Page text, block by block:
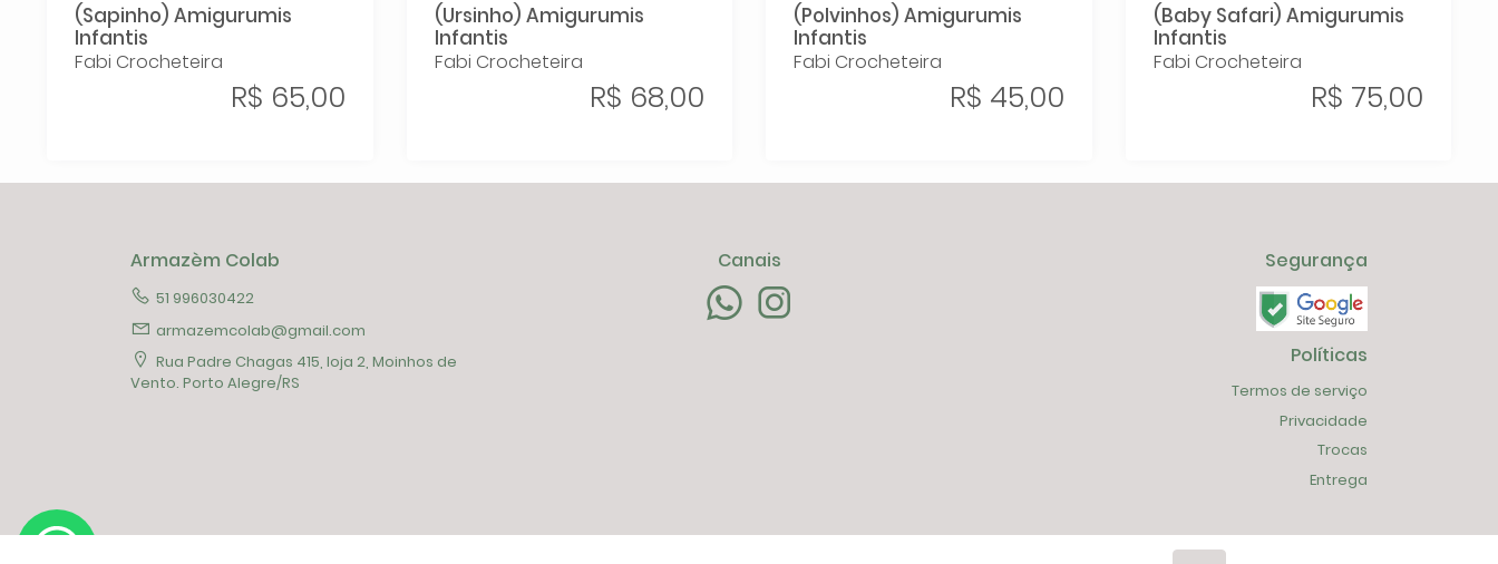
(Sapinho) Amigurumis
Infantis
Fabi Crocheteira
R$ 65,00
(Ursinho) Amigurumis
Infantis
Fabi Crocheteira
R$ 68,00
(Polvinhos) Amigurumis
Infantis
Fabi Crocheteira
R$ 45,00
(Baby Safari) Amigurumis
Infantis
Fabi Crocheteira
R$ 75,00
Armazèm Colab
51 996030422
armazemcolab@gmail.com
Rua Padre Chagas 415, loja 2, Moinhos de
Vento. Porto Alegre/RS
Canais Segurança
Políticas
Termos de serviço
Privacidade
Trocas
Entrega